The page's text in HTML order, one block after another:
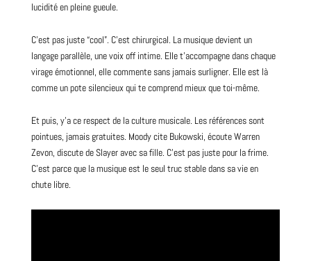
lucidité en pleine gueule.
C’est pas juste “cool”. C’est chirurgical. La musique devient un
langage parallèle, une voix off intime. Elle t’accompagne dans chaque
virage émotionnel, elle commente sans jamais surligner. Elle est là
comme un pote silencieux qui te comprend mieux que toi-même.
Et puis, y’a ce respect de la culture musicale. Les références sont
pointues, jamais gratuites. Moody cite Bukowski, écoute Warren
Zevon, discute de Slayer avec sa fille. C’est pas juste pour la frime.
C’est parce que la musique est le seul truc stable dans sa vie en
chute libre.